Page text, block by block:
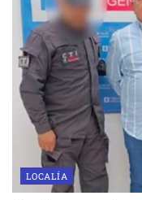
LOCALÍA